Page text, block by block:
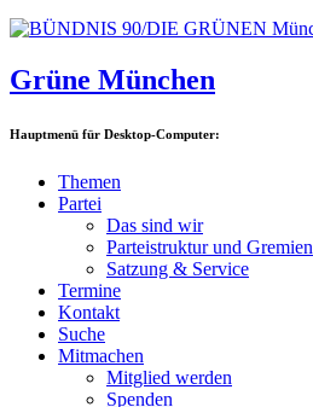
Grüne München
Hauptmenü für Desktop-Computer:
Themen
Partei
Das sind wir
Parteistruktur und Gremien
Satzung & Service
Termine
Kontakt
Suche
Mitmachen
Mitglied werden
Spenden